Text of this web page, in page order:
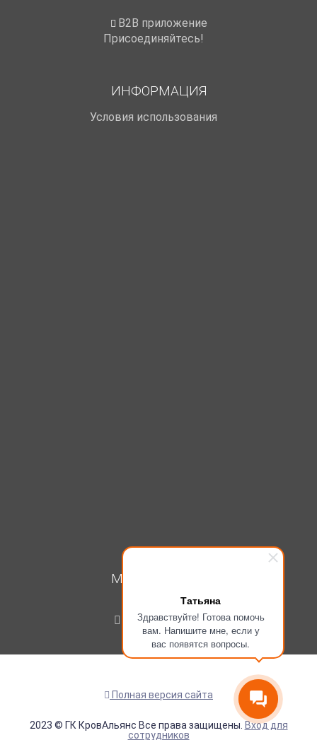
Татьяна
Здравствуйте! Готова помочь
вам. Напишите мне, если у
вас появятся вопросы.
B2B приложение
Присоединяйтесь!
ИНФОРМАЦИЯ
Условия использования
МОЙ КАБИНЕТ
Регистрация
Полная версия сайта
2023 © ГК КровАльянс Все права защищены. Вход для
сотрудников